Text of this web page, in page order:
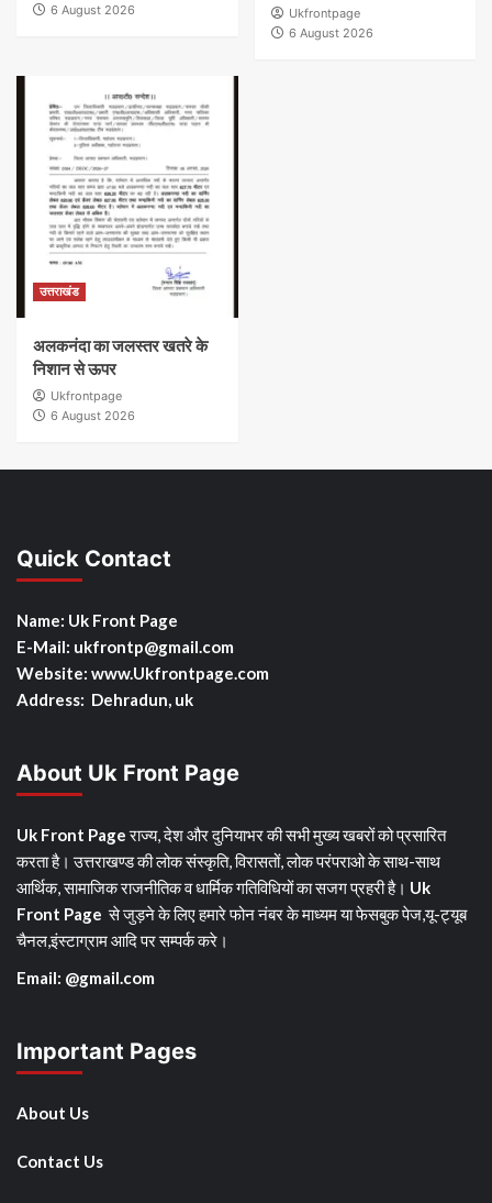
6 August 2026
Ukfrontpage
6 August 2026
उत्तराखंड
अलकनंदा का जलस्तर खतरे के
निशान से ऊपर
Ukfrontpage
6 August 2026
Quick Contact
Name: Uk Front Page
E-Mail: ukfrontp@gmail.com
Website: www.Ukfrontpage.com
Address: Dehradun, uk
About Uk Front Page
Uk Front Pageराज्य, देश और दुनियाभर की सभी मुख्य खबरों को प्रसारित
करता है। उत्तराखण्ड की लोक संस्कृति, विरासतों, लोक परंपराओ के साथ-साथ
आर्थिक, सामाजिक राजनीतिक व धार्मिक गतिविधियों का सजग प्रहरी है। Uk
Front Page से जुड़ने के लिए हमारे फोन नंबर के माध्यम या फेसबुक पेज,यू-ट्यूब
चैनल,इंस्टाग्राम आदि पर सम्पर्क करे।
Email: @gmail.com
Important Pages
About Us
Contact Us